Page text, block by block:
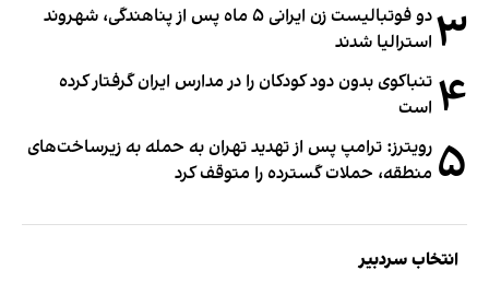
۳
دو فوتبالیست زن ایرانی ۵ ماه پس از پناهندگی، شهروند
استرالیا شدند
۴ تنباکوی بدون دود کودکان را در مدارس ایران گرفتار کرده
است
۵ رویترز: ترامپ پس از تهدید تهران به حمله به زیرساخت‌های
منطقه، حملات گسترده را متوقف کرد
انتخاب سردبیر